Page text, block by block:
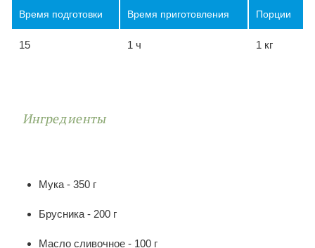
Время подготовки Время приготовления Порции
15 1 ч 1 кг
Ингредиенты
Мука - 350 г
Брусника - 200 г
Масло сливочное - 100 г